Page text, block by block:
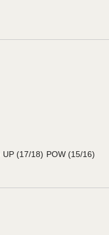
UP (17/18) POW (15/16)